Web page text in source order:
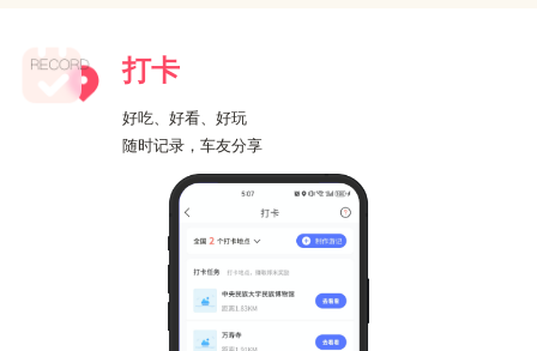
打卡
好吃、好看、好玩
随时记录，车友分享